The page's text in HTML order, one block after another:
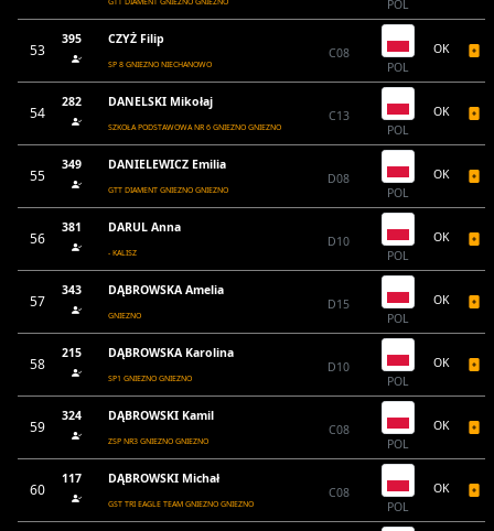
POL
53
395 CZYŻ Filip
SP 8 GNIEZNO NIECHANOWO
C08
POL
OK
54
282 DANELSKI Mikołaj
SZKOŁA PODSTAWOWA NR 6 GNIEZNO GNIEZNO
C13
POL
OK
55
349 DANIELEWICZ Emilia
GTT DIAMENT GNIEZNO GNIEZNO
D08
POL
OK
56
381 DARUL Anna
- KALISZ
D10
POL
OK
57
343 DĄBROWSKA Amelia
GNIEZNO
D15
POL
OK
58
215 DĄBROWSKA Karolina
SP1 GNIEZNO GNIEZNO
D10
POL
OK
59
324 DĄBROWSKI Kamil
ZSP NR3 GNIEZNO GNIEZNO
C08
POL
OK
60
117 DĄBROWSKI Michał
GST TRI EAGLE TEAM GNIEZNO GNIEZNO
C08
POL
OK